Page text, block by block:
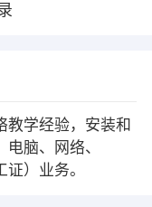
教学经验，安装和
脑、网络、
）业务。